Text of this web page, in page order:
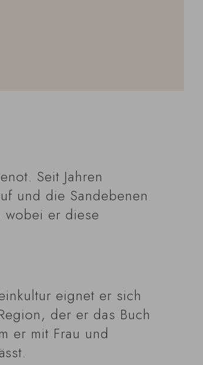
Seit Jahren
und die Sandebenen
er diese
eignet er sich
der er das Buch
er mit Frau und